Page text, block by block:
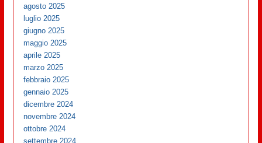
agosto 2025
luglio 2025
giugno 2025
maggio 2025
aprile 2025
marzo 2025
febbraio 2025
gennaio 2025
dicembre 2024
novembre 2024
ottobre 2024
settembre 2024